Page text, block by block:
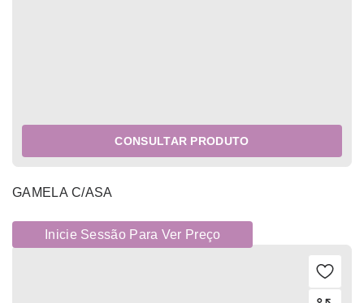
CONSULTAR PRODUTO
GAMELA C/ASA
Inicie Sessão Para Ver Preço